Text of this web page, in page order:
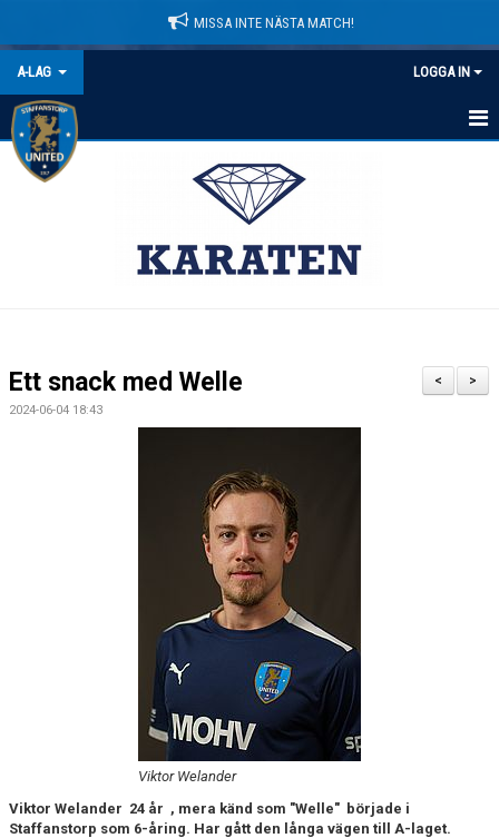
MISSA INTE NÄSTA MATCH!
A-LAG LOGGA IN
HEM
BILDGALLERI
>
<
Ett snack med Welle
2024-06-04 18:43
Viktor Welander
Viktor Welander 24 år , mera känd som "Welle" började i
Staffanstorp som 6-åring. Har gått den långa vägen till A-laget.